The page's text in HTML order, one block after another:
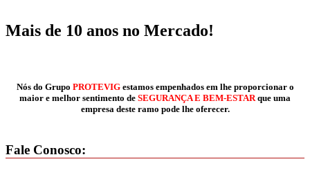
Mais de 10 anos no Mercado!
Nós do Grupo PROTEVIGestamos empenhados em lhe proporcionar o
maior e melhor sentimento de SEGURANÇA E BEM-ESTAR que uma
empresa deste ramo pode lhe oferecer.
Fale Conosco: